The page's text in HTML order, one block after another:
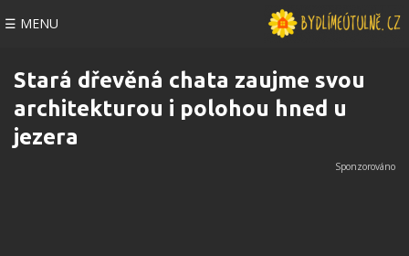
☰ MENU
Stará dřevěná chata zaujme svou
architekturou i polohou hned u
jezera